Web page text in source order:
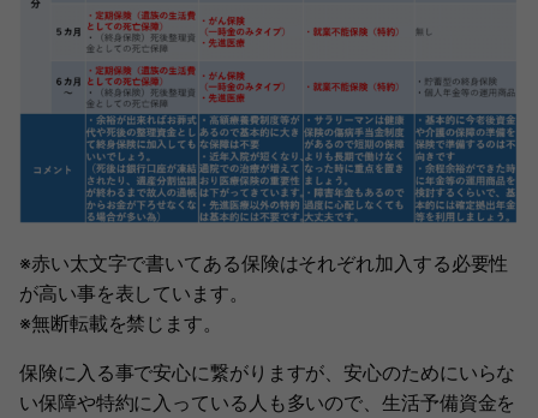
※赤い太文字で書いてある保険はそれぞれ加入する必要性
が高い事を表しています。
※無断転載を禁じます。
保険に入る事で安心に繋がりますが、安心のためにいらな
い保障や特約に入っている人も多いので、生活予備資金を